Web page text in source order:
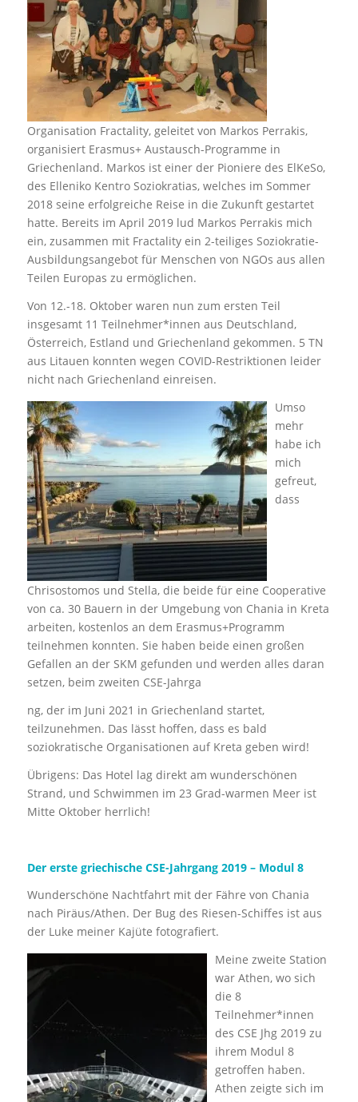
Organisation Fractality, geleitet von Markos Perrakis,
organisiert Erasmus+ Austausch-Programme in
Griechenland. Markos ist einer der Pioniere des ElKeSo,
des Elleniko Kentro Soziokratias, welches im Sommer
2018 seine erfolgreiche Reise in die Zukunft gestartet
hatte. Bereits im April 2019 lud Markos Perrakis mich
ein, zusammen mit Fractality ein 2-teiliges Soziokratie-
Ausbildungsangebot für Menschen von NGOs aus allen
Teilen Europas zu ermöglichen.
Von 12.-18. Oktober waren nun zum ersten Teil
insgesamt 11 Teilnehmer*innen aus Deutschland,
Österreich, Estland und Griechenland gekommen. 5 TN
aus Litauen konnten wegen COVID-Restriktionen leider
nicht nach Griechenland einreisen.
Umso
mehr
habe ich
mich
gefreut,
dass
Chrisostomos und Stella, die beide für eine Cooperative
von ca. 30 Bauern in der Umgebung von Chania in Kreta
arbeiten, kostenlos an dem Erasmus+Programm
teilnehmen konnten. Sie haben beide einen großen
Gefallen an der SKM gefunden und werden alles daran
setzen, beim zweiten CSE-Jahrga
ng, der im Juni 2021 in Griechenland startet,
teilzunehmen. Das lässt hoffen, dass es bald
soziokratische Organisationen auf Kreta geben wird!
Übrigens: Das Hotel lag direkt am wunderschönen
Strand, und Schwimmen im 23 Grad-warmen Meer ist
Mitte Oktober herrlich!
Der erste griechische CSE-Jahrgang 2019 – Modul 8
Wunderschöne Nachtfahrt mit der Fähre von Chania
nach Piräus/Athen. Der Bug des Riesen-Schiffes ist aus
der Luke meiner Kajüte fotografiert.
Meine zweite Station
war Athen, wo sich
die 8
Teilnehmer*innen
des CSE Jhg 2019 zu
ihrem Modul 8
getroffen haben.
Athen zeigte sich im